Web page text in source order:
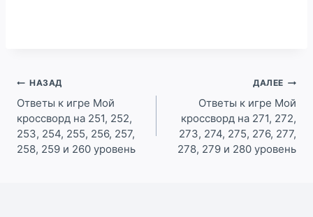
Навигация
по
записям
НАЗАД
Ответы к игре Мой
кроссворд на 251, 252,
253, 254, 255, 256, 257,
258, 259 и 260 уровень
ДАЛЕЕ
Ответы к игре Мой
кроссворд на 271, 272,
273, 274, 275, 276, 277,
278, 279 и 280 уровень